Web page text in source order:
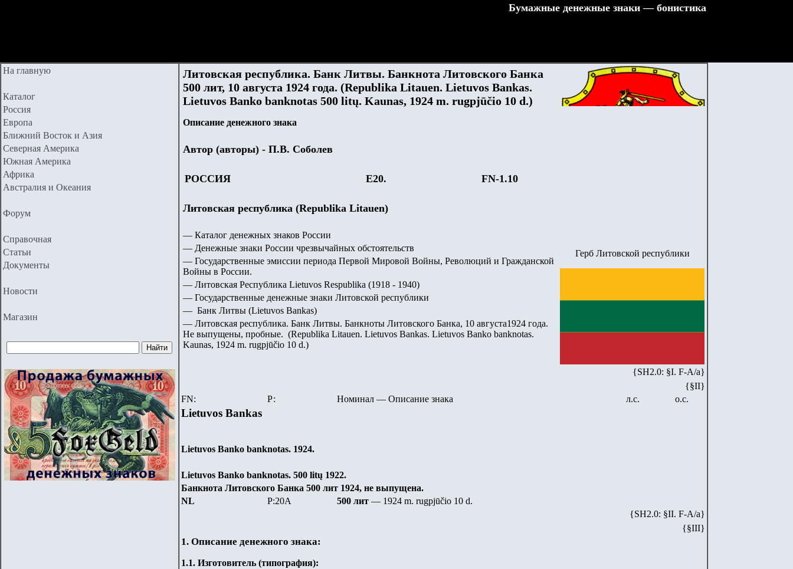
Бумажные денежные знаки — бонистика
На главную
Каталог
Россия
Европа
Ближний Восток и Азия
Северная Америка
Южная Америка
Африка
Австралия и Океания
Форум
Справочная
Статьи
Документы
Новости
Магазин
Литовская республика. Банк Литвы. Банкнота Литовского Банка
500 лит, 10 августа 1924 года. (Republika Litauen. Lietuvos Bankas.
Lietuvos Banko banknotas 500 litų. Kaunas, 1924 m. rugpjūčio 10 d.)
Описание денежного знака
Автор (авторы) - П.В. Соболев
РОССИЯ E20. FN-1.10
Литовская республика (Republika Litauen)
— Каталог денежных знаков России
— Денежные знаки России чрезвычайных обстоятельств
— Государственные эмиссии периода Первой Мировой Войны, Революций и Гражданской
Войны в России.
— Литовская Республика Lietuvos Respublika (1918 - 1940)
— Государственные денежные знаки Литовской республики
— Банк Литвы (Lietuvos Bankas)
— Литовская республика. Банк Литвы. Банкноты Литовского Банка, 10 августа1924 года.
Не выпущены, пробные. (Republika Litauen. Lietuvos Bankas. Lietuvos Banko banknotas.
Kaunas, 1924 m. rugpjūčio 10 d.)
Герб Литовской республики
{SH2.0: §I. F-А/а}
{§II}
FN:
Р: Номинал — Описание знака л.с. о.с.
Lietuvos Bankas
Lietuvos Banko banknotas. 1924.
Lietuvos Banko banknotas. 500 litų 1922.
Банкнота Литовского Банка 500 лит 1924, не выпущена.
NL
P:20A 500 лит — 1924 m. rugpjūčio 10 d.
{SH2.0: §II. F-A/a}
{§III}
1. Описание денежного знака:
1.1. Изготовитель (типография):